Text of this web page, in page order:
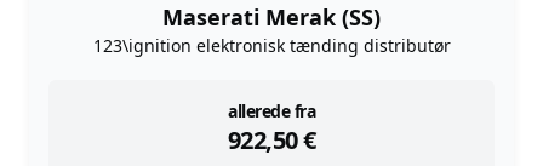
Maserati Merak (SS)
123\ignition elektronisk tænding distributør
allerede fra
922,50€
instock